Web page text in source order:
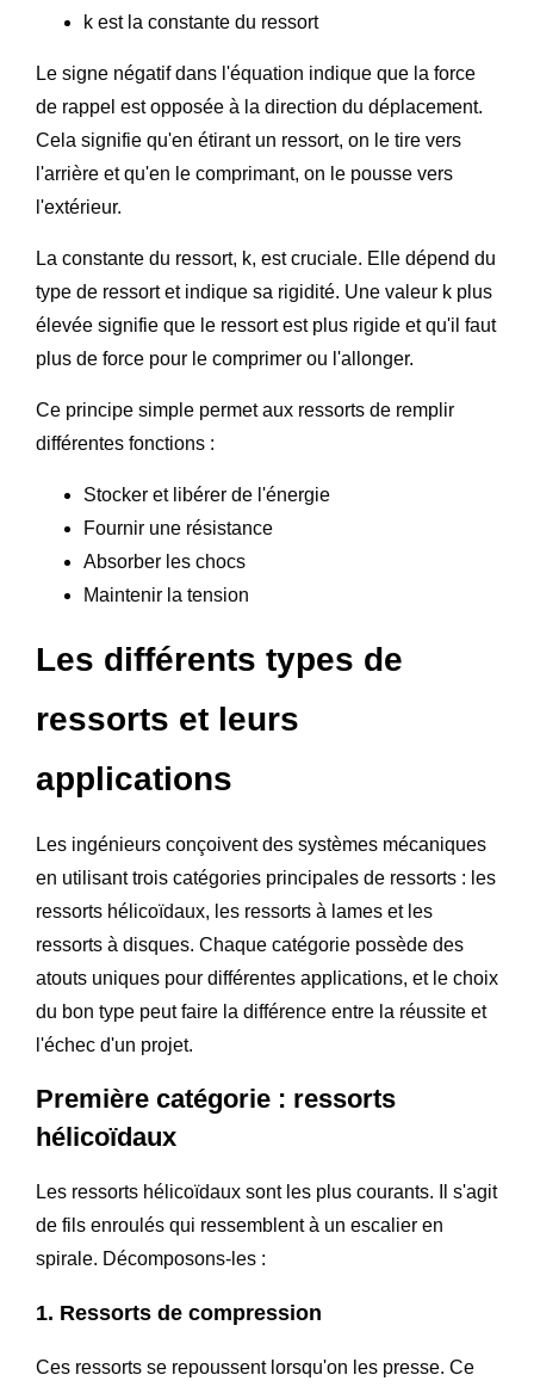
k est la constante du ressort
Le signe négatif dans l'équation indique que la force
de rappel est opposée à la direction du déplacement.
Cela signifie qu'en étirant un ressort, on le tire vers
l'arrière et qu'en le comprimant, on le pousse vers
l'extérieur.
La constante du ressort, k, est cruciale. Elle dépend du
type de ressort et indique sa rigidité. Une valeur k plus
élevée signifie que le ressort est plus rigide et qu'il faut
plus de force pour le comprimer ou l'allonger.
Ce principe simple permet aux ressorts de remplir
différentes fonctions :
Stocker et libérer de l'énergie
Fournir une résistance
Absorber les chocs
Maintenir la tension
Les différents types de
ressorts et leurs
applications
Les ingénieurs conçoivent des systèmes mécaniques
en utilisant trois catégories principales de ressorts : les
ressorts hélicoïdaux, les ressorts à lames et les
ressorts à disques. Chaque catégorie possède des
atouts uniques pour différentes applications, et le choix
du bon type peut faire la différence entre la réussite et
l'échec d'un projet.
Première catégorie : ressorts
hélicoïdaux
Les ressorts hélicoïdaux sont les plus courants. Il s'agit
de fils enroulés qui ressemblent à un escalier en
spirale. Décomposons-les :
1. Ressorts de compression
Ces ressorts se repoussent lorsqu'on les presse. Ce